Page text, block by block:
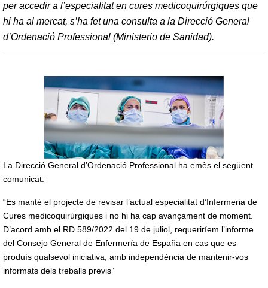
per accedir a l’especialitat en cures medicoquirúrgiques que
hi ha al mercat, s’ha fet una consulta a la Direcció General
d’Ordenació Professional (Ministerio de Sanidad).
La Direcció General d’Ordenació Professional ha emès el següent
comunicat:
“Es manté el projecte de revisar l’actual especialitat d’Infermeria de
Cures medicoquirúrgiques i no hi ha cap avançament de moment.
D’acord amb el RD 589/2022 del 19 de juliol, requeriríem l’informe
del Consejo General de Enfermería de España en cas que es
produís qualsevol iniciativa, amb independència de mantenir-vos
informats dels treballs previs”